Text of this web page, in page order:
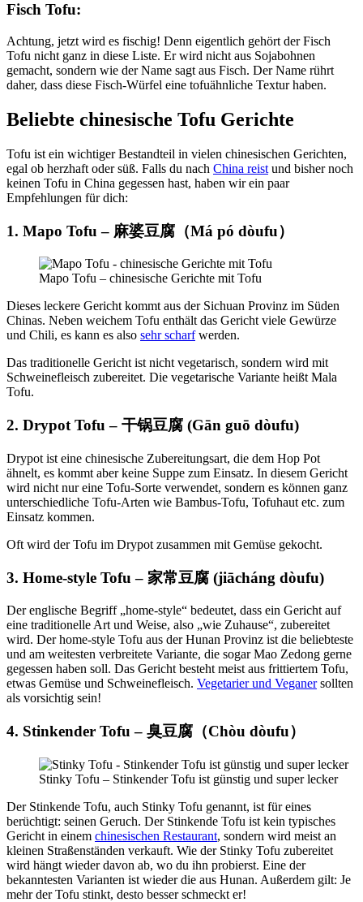
Fisch Tofu:
Achtung, jetzt wird es fischig! Denn eigentlich gehört der Fisch
Tofu nicht ganz in diese Liste. Er wird nicht aus Sojabohnen
gemacht, sondern wie der Name sagt aus Fisch. Der Name rührt
daher, dass diese Fisch-Würfel eine tofuähnliche Textur haben.
Beliebte chinesische Tofu Gerichte
Tofu ist ein wichtiger Bestandteil in vielen chinesischen Gerichten,
egal ob herzhaft oder süß. Falls du nach China reist und bisher noch
keinen Tofu in China gegessen hast, haben wir ein paar
Empfehlungen für dich:
1. Mapo Tofu – 麻婆豆腐（Má pó dòufu）
Mapo Tofu – chinesische Gerichte mit Tofu
Dieses leckere Gericht kommt aus der Sichuan Provinz im Süden
Chinas. Neben weichem Tofu enthält das Gericht viele Gewürze
und Chili, es kann es also sehr scharfwerden.
Das traditionelle Gericht ist nicht vegetarisch, sondern wird mit
Schweinefleisch zubereitet. Die vegetarische Variante heißt Mala
Tofu.
2. Drypot Tofu – 干锅豆腐 (Gān guō dòufu)
Drypot ist eine chinesische Zubereitungsart, die dem Hop Pot
ähnelt, es kommt aber keine Suppe zum Einsatz. In diesem Gericht
wird nicht nur eine Tofu-Sorte verwendet, sondern es können ganz
unterschiedliche Tofu-Arten wie Bambus-Tofu, Tofuhaut etc. zum
Einsatz kommen.
Oft wird der Tofu im Drypot zusammen mit Gemüse gekocht.
3. Home-style Tofu – 家常豆腐 (jiācháng dòufu)
Der englische Begriff „home-style“ bedeutet, dass ein Gericht auf
eine traditionelle Art und Weise, also „wie Zuhause“, zubereitet
wird. Der home-style Tofu aus der Hunan Provinz ist die beliebteste
und am weitesten verbreitete Variante, die sogar Mao Zedong gerne
gegessen haben soll. Das Gericht besteht meist aus frittiertem Tofu,
etwas Gemüse und Schweinefleisch. Vegetarier und Veganersollten
als vorsichtig sein!
4. Stinkender Tofu – 臭豆腐（Chòu dòufu）
Stinky Tofu – Stinkender Tofu ist günstig und super lecker
Der Stinkende Tofu, auch Stinky Tofu genannt, ist für eines
berüchtigt: seinen Geruch. Der Stinkende Tofu ist kein typisches
Gericht in einem chinesischen Restaurant, sondern wird meist an
kleinen Straßenständen verkauft. Wie der Stinky Tofu zubereitet
wird hängt wieder davon ab, wo du ihn probierst. Eine der
bekanntesten Varianten ist wieder die aus Hunan. Außerdem gilt: Je
mehr der Tofu stinkt, desto besser schmeckt er!